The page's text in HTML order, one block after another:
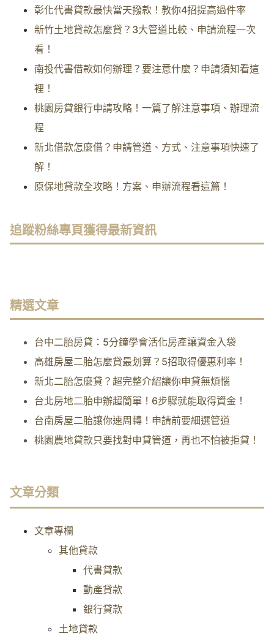
彰化代書貸款最快當天撥款！教你4招提高過件率
新竹土地貸款怎麼貸？3大管道比較、申請流程一次
看！
南投代書借款如何辦理？要注意什麼？申請須知看這
裡！
桃園房貸銀行申請攻略！一篇了解注意事項、辦理流
程
新北借款怎麼借？申請管道、方式、注意事項快速了
解！
原保地貸款全攻略！方案、申辦流程看這篇！
追蹤粉絲專頁獲得最新資訊
精選文章
台中二胎房貸：5分鐘學會活化房產讓資金入袋
高雄房屋二胎怎麼貸最划算？5招取得優惠利率！
新北二胎怎麼貸？超完整介紹讓你申貸無煩惱
台北房地二胎申辦超簡單！6步驟就能取得資金！
台南房屋二胎讓你速周轉！申請前要細選管道
桃園農地貸款只要找對申貸管道，再也不怕被拒貸！
文章分類
文章專欄
其他貸款
代書貸款
動產貸款
銀行貸款
土地貸款